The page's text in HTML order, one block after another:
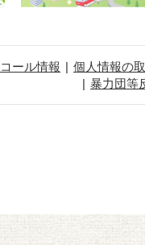
ール情報 個人情報の
暴力団等